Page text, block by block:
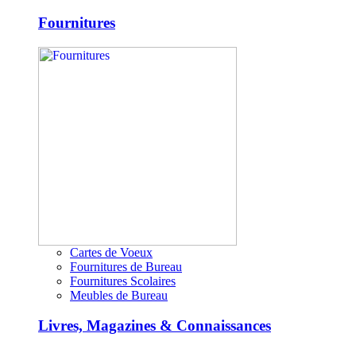
Fournitures
Cartes de Voeux
Fournitures de Bureau
Fournitures Scolaires
Meubles de Bureau
Livres, Magazines & Connaissances